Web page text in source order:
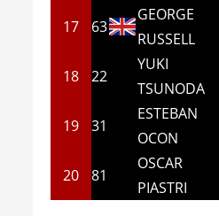
17 63
GEORGE
RUSSELL
18 22
YUKI
TSUNODA
19 31
ESTEBAN
OCON
20 81
OSCAR
PIASTRI